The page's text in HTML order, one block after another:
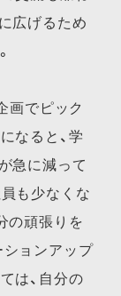
広げるため
画でピック
なると、学
急に減って
も少なくな
の頑張りを
ョンアップ
は、自分の